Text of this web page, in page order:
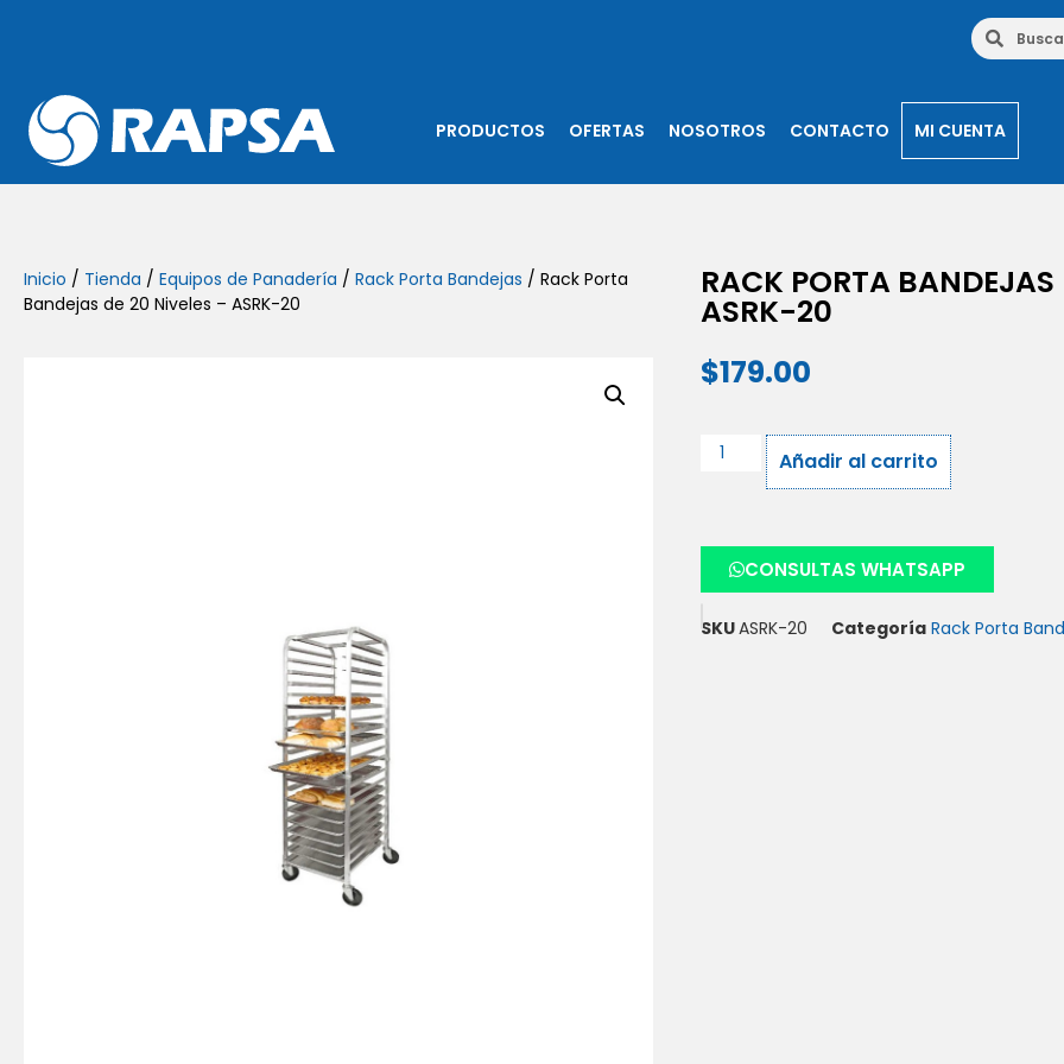
PRODUCTOS OFERTAS NOSOTROS CONTACTO MI CUENTA
Inicio / Tienda / Equipos de Panadería / Rack Porta Bandejas / Rack Porta
Bandejas de 20 Niveles – ASRK-20
RACK PORTA BANDEJAS
ASRK-20
$179.00
Añadir al carrito
CONSULTAS WHATSAPP
SKUASRK-20 Categoría Rack Porta